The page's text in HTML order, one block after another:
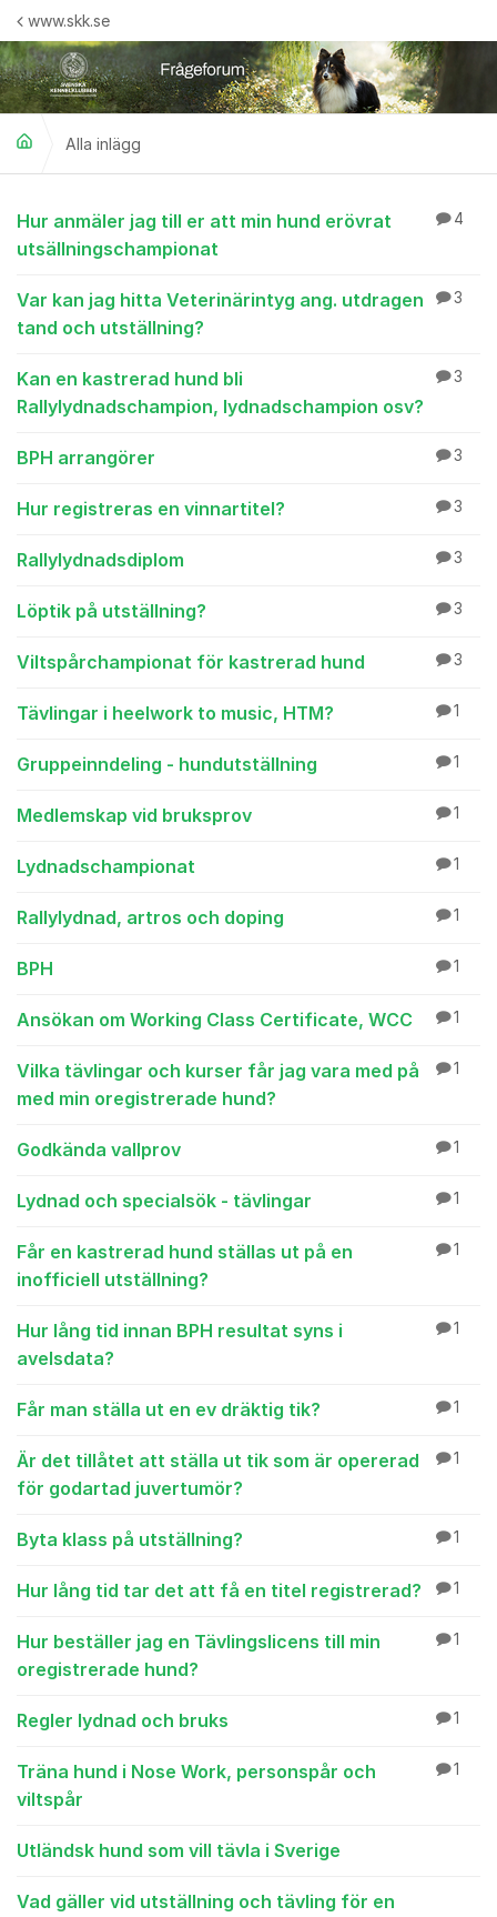
Hoppa till innehåll
www.skk.se
Alla inlägg
Alla inlägg
Hur anmäler jag till er att min hund erövrat
utsällningschampionat
4
Var kan jag hitta Veterinärintyg ang. utdragen
tand och utställning?
3
Kan en kastrerad hund bli
Rallylydnadschampion, lydnadschampion osv?
3
BPH arrangörer 3
Hur registreras en vinnartitel? 3
Rallylydnadsdiplom 3
Löptik på utställning? 3
Viltspårchampionat för kastrerad hund 3
Tävlingar i heelwork to music, HTM? 1
Gruppeinndeling - hundutställning 1
Medlemskap vid bruksprov 1
Lydnadschampionat 1
Rallylydnad, artros och doping 1
BPH 1
Ansökan om Working Class Certificate, WCC 1
Vilka tävlingar och kurser får jag vara med på
med min oregistrerade hund?
1
Godkända vallprov 1
Lydnad och specialsök - tävlingar 1
Får en kastrerad hund ställas ut på en
inofficiell utställning?
1
Hur lång tid innan BPH resultat syns i
avelsdata?
1
Får man ställa ut en ev dräktig tik? 1
Är det tillåtet att ställa ut tik som är opererad
för godartad juvertumör?
1
Byta klass på utställning? 1
Hur lång tid tar det att få en titel registrerad? 1
Hur beställer jag en Tävlingslicens till min
oregistrerade hund?
1
Regler lydnad och bruks 1
Träna hund i Nose Work, personspår och
viltspår
1
Utländsk hund som vill tävla i Sverige
Vad gäller vid utställning och tävling för en